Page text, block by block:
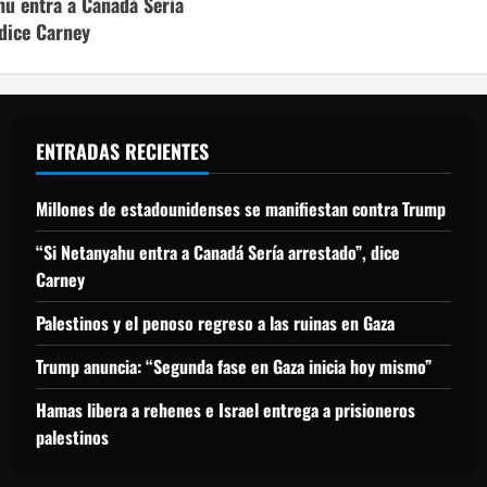
Carney
ENTRADAS RECIENTES
Millones de estadounidenses se manifiestan contra Trump
“Si Netanyahu entra a Canadá Sería arrestado”, dice
Carney
Palestinos y el penoso regreso a las ruinas en Gaza
Trump anuncia: “Segunda fase en Gaza inicia hoy mismo”
Hamas libera a rehenes e Israel entrega a prisioneros
palestinos